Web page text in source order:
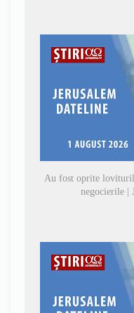
Au fost oprite
negocierile |